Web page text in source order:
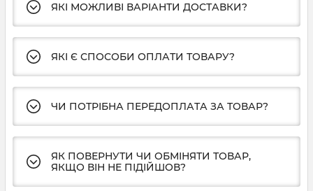
ЯКІ МОЖЛИВІ ВАРІАНТИ ДОСТАВКИ?
ЯКІ Є СПОСОБИ ОПЛАТИ ТОВАРУ?
ЧИ ПОТРІБНА ПЕРЕДОПЛАТА ЗА ТОВАР?
ЯК ПОВЕРНУТИ ЧИ ОБМІНЯТИ ТОВАР,
ЯКЩО ВІН НЕ ПІДІЙШОВ?